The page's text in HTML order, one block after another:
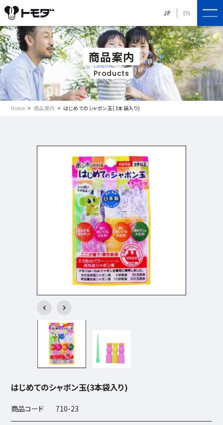
JP EN
商品案内
Products
Home 商品案内 はじめてのシャボン玉(3本袋入り)
はじめてのシャボン玉(3本袋入り)
商品コード 710-23